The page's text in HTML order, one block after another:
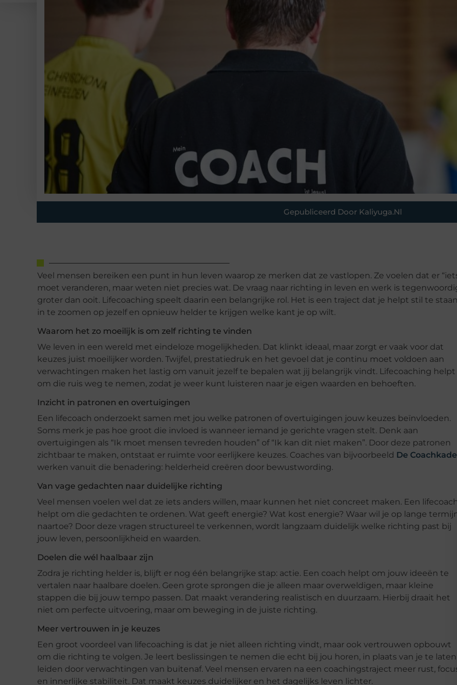
Gepubliceerd Door Kaliyuga.nl
Veel mensen bereiken een punt in hun leven waarop ze merken dat ze vastlopen. Ze voelen dat er
moet veranderen, maar weten niet precies wat. De vraag naar richting in leven en werk is
groter dan ooit. Lifecoaching speelt daarin een belangrijke rol. Het is een traject dat je helpt stil te
in te zoomen op jezelf en opnieuw helder te krijgen welke kant je op wilt.
Waarom het zo moeilijk is om zelf richting te vinden
We leven in een wereld met eindeloze mogelijkheden. Dat klinkt ideaal, maar zorgt er vaak voor dat
keuzes juist moeilijker worden. Twijfel, prestatiedruk en het gevoel dat je continu moet voldoen aan
verwachtingen maken het lastig om vanuit jezelf te bepalen wat jij belangrijk vindt. Lifecoaching helpt
om die ruis weg te nemen, zodat je weer kunt luisteren naar je eigen waarden en behoeften.
Inzicht in patronen en overtuigingen
Een lifecoach onderzoekt samen met jou welke patronen of overtuigingen jouw keuzes beïnvloeden.
Soms merk je pas hoe groot die invloed is wanneer iemand je gerichte vragen stelt. Denk aan
overtuigingen als “Ik moet mensen tevreden houden” of “Ik kan dit niet maken”. Door deze patronen
zichtbaar te maken, ontstaat er ruimte voor eerlijkere keuzes. Coaches van bijvoorbeeld De Coachkade
werken vanuit die benadering: helderheid creëren door bewustwording.
Van vage gedachten naar duidelijke richting
Veel mensen voelen wel dat ze iets anders willen, maar kunnen het niet concreet maken. Een
helpt om die gedachten te ordenen. Wat geeft energie? Wat kost energie? Waar wil je op lange
naartoe? Door deze vragen structureel te verkennen, wordt langzaam duidelijk welke richting past bij
jouw leven, persoonlijkheid en waarden.
Doelen die wél haalbaar zijn
Zodra je richting helder is, blijft er nog één belangrijke stap: actie. Een coach helpt om jouw ideeën te
vertalen naar haalbare doelen. Geen grote sprongen die je alleen maar overweldigen, maar kleine
stappen die bij jouw tempo passen. Dat maakt verandering realistisch en duurzaam. Hierbij draait het
niet om perfecte uitvoering, maar om beweging in de juiste richting.
Meer vertrouwen in je keuzes
Een groot voordeel van lifecoaching is dat je niet alleen richting vindt, maar ook vertrouwen opbouwt
om die richting te volgen. Je leert beslissingen te nemen die echt bij jou horen, in plaats van je te laten
leiden door verwachtingen van buitenaf. Veel mensen ervaren na een coachingstraject meer rust,
en innerlijke stabiliteit. Dat maakt keuzes duidelijker en het dagelijks leven lichter.